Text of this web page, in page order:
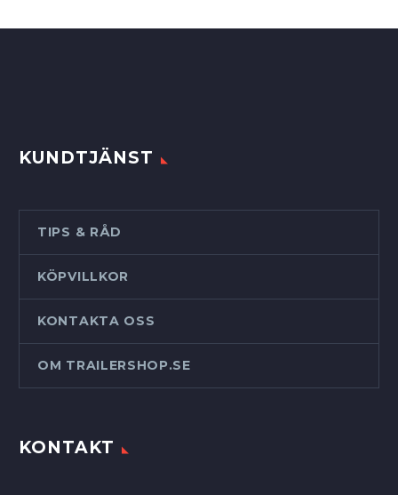
KUNDTJÄNST
TIPS & RÅD
KÖPVILLKOR
KONTAKTA OSS
OM TRAILERSHOP.SE
KONTAKT